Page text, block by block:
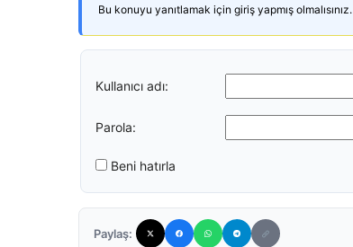
Bu konuyu yanıtlamak için giriş yapmış olmalısınız.
Kullanıcı adı:
Parola:
Beni hatırla
Paylaş: